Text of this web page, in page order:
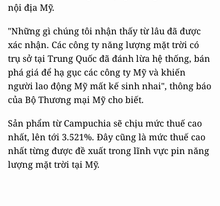
nội địa Mỹ.
"Những gì chúng tôi nhận thấy từ lâu đã được
xác nhận. Các công ty năng lượng mặt trời có
trụ sở tại Trung Quốc đã đánh lừa hệ thống, bán
phá giá để hạ gục các công ty Mỹ và khiến
người lao động Mỹ mất kế sinh nhai", thông báo
của Bộ Thương mại Mỹ cho biết.
Sản phẩm từ Campuchia sẽ chịu mức thuế cao
nhất, lên tới 3.521%. Đây cũng là mức thuế cao
nhất từng được đề xuất trong lĩnh vực pin năng
lượng mặt trời tại Mỹ.